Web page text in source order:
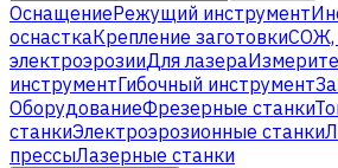
ОснащениеРежущий инструмент
оснасткаКрепление заготовкиСОЖ,
электроэрозииДля лазера
инструментГибочный инструмент
ОборудованиеФрезерные станки
станкиЭлектроэрозионные станки
прессыЛазерные станки